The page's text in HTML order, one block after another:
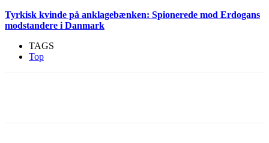
Tyrkisk kvinde på anklagebænken: Spionerede mod Erdogans
modstandere i Danmark
TAGS
Top